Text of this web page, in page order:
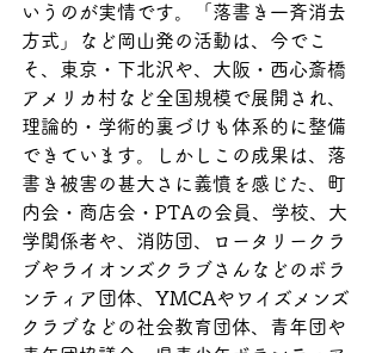
いうのが実情です。「落書き一斉消去
方式」など岡山発の活動は、今でこ
そ、東京・下北沢や、大阪・西心斎橋
アメリカ村など全国規模で展開され、
理論的・学術的裏づけも体系的に整備
できています。しかしこの成果は、落
書き被害の甚大さに義憤を感じた、町
内会・商店会・PTAの会員、学校、大
学関係者や、消防団、ロータリークラ
ブやライオンズクラブさんなどのボラ
ンティア団体、YMCAやワイズメンズ
クラブなどの社会教育団体、青年団や